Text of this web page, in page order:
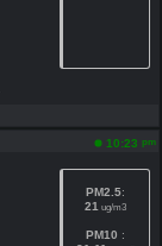
10:23 pm
PM2.5:
21 ug/m3
PM10 :